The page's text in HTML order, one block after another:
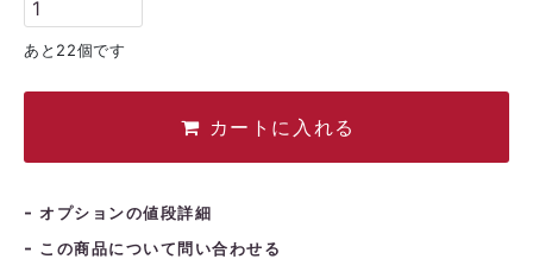
オプションの値段詳細
この商品について問い合わせる
あと22個です
カートに入れる